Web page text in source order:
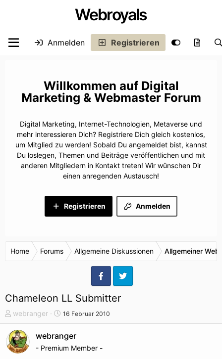
Webroyals
Anmelden Registrieren
Digital
Marketing & Webmaster Forum
Digital Marketing, Internet-Technologien, Metaverse und
mehr interessieren Dich? Registriere Dich gleich kostenlos,
um Mitglied zu werden! Sobald Du angemeldet bist, kannst
Du loslegen, Themen und Beiträge veröffentlichen und mit
anderen Mitgliedern in Kontakt treten! Wir wünschen Dir
einen anregenden Austausch!
Anmelden
Registrieren
Home Forums Allgemeine Diskussionen Allgemeiner
Chameleon LL Submitter
T
h
e
m
e
webranger
S
t
a
16 Februar 2010
webranger
- Premium Member -